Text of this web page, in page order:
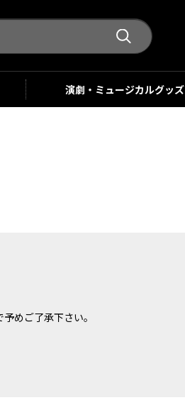
演劇・ミュージカルグッズ
めご了承下さい。